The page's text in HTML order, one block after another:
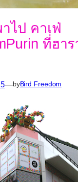
ไป คาเฟ่
ที่ฮาร
—byBird Freedom